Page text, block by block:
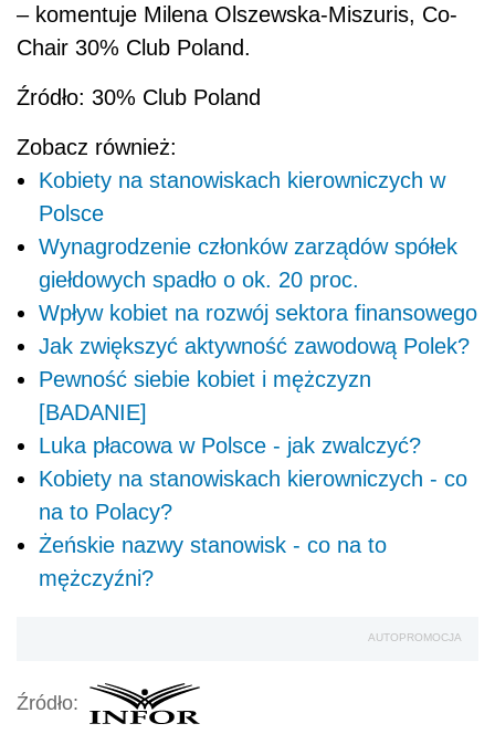
– komentuje Milena Olszewska-Miszuris, Co-
Chair 30% Club Poland.
Źródło: 30% Club Poland
Zobacz również:
Kobiety na stanowiskach kierowniczych w
Polsce
Wynagrodzenie członków zarządów spółek
giełdowych spadło o ok. 20 proc.
Wpływ kobiet na rozwój sektora finansowego
Jak zwiększyć aktywność zawodową Polek?
Pewność siebie kobiet i mężczyzn
[BADANIE]
Luka płacowa w Polsce - jak zwalczyć?
Kobiety na stanowiskach kierowniczych - co
na to Polacy?
Żeńskie nazwy stanowisk - co na to
mężczyźni?
AUTOPROMOCJA
Źródło: